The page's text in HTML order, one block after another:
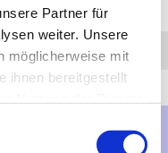
Partner für
weiter. Unsere
möglicherweise mit
ihnen bereitgestellt